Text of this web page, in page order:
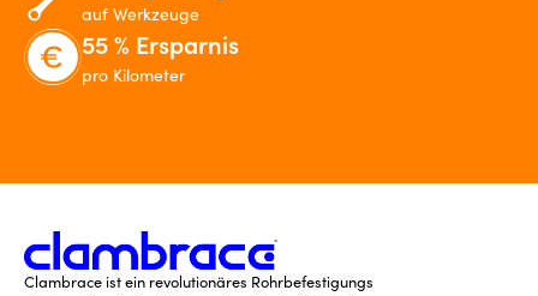
auf Werkzeuge
55 % Ersparnis
pro Kilometer
Clambrace ist ein revolutionäres Rohrbefestigungs